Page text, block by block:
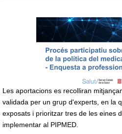
Les aportacions es recolliran
validada per un grup d'experts, en la
exposats i prioritzar tres de les eines
implementar al PIPMED.